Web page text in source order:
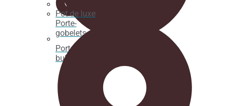
Porte-
gobelets
Porte-crêpes, gaufres et gaufres à
bulles
Pot de luxe